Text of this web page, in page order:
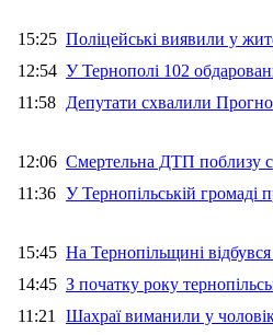
15:25 Поліцейські виявили у
12:54 У Тернополі 102
11:58 Депутати схвалили
12:06 Смертельна ДТП поблизу
11:36 У Тернопільській громаді
15:45 На Тернопільщині
14:45 З початку року
11:21 Шахраї виманили у